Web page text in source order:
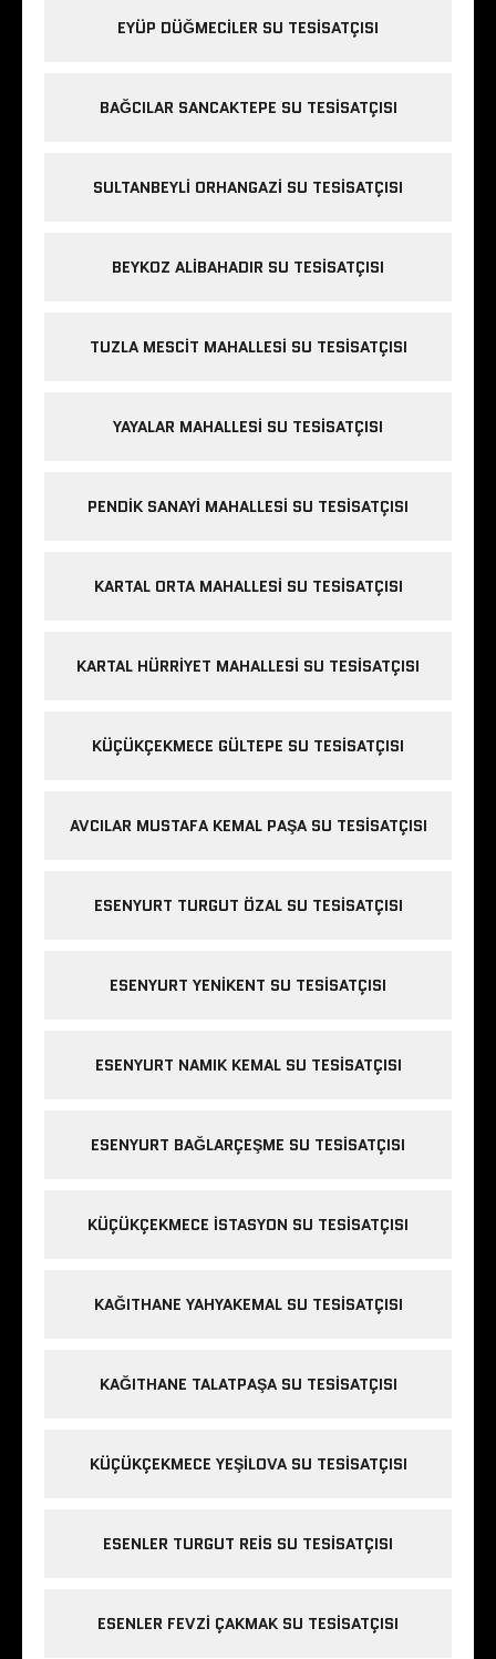
EYÜP DÜĞMECILER SU TESISATÇISI
BAĞCILAR SANCAKTEPE SU TESISATÇISI
SULTANBEYLI ORHANGAZI SU TESISATÇISI
BEYKOZ ALIBAHADIR SU TESISATÇISI
TUZLA MESCIT MAHALLESI SU TESISATÇISI
YAYALAR MAHALLESI SU TESISATÇISI
PENDIK SANAYI MAHALLESI SU TESISATÇISI
KARTAL ORTA MAHALLESI SU TESISATÇISI
KARTAL HÜRRIYET MAHALLESI SU TESISATÇISI
KÜÇÜKÇEKMECE GÜLTEPE SU TESISATÇISI
AVCILAR MUSTAFA KEMAL PAŞA SU TESISATÇISI
ESENYURT TURGUT ÖZAL SU TESISATÇISI
ESENYURT YENIKENT SU TESISATÇISI
ESENYURT NAMIK KEMAL SU TESISATÇISI
ESENYURT BAĞLARÇEŞME SU TESISATÇISI
KÜÇÜKÇEKMECE ISTASYON SU TESISATÇISI
KAĞITHANE YAHYAKEMAL SU TESISATÇISI
KAĞITHANE TALATPAŞA SU TESISATÇISI
KÜÇÜKÇEKMECE YEŞILOVA SU TESISATÇISI
ESENLER TURGUT REIS SU TESISATÇISI
ESENLER FEVZI ÇAKMAK SU TESISATÇISI